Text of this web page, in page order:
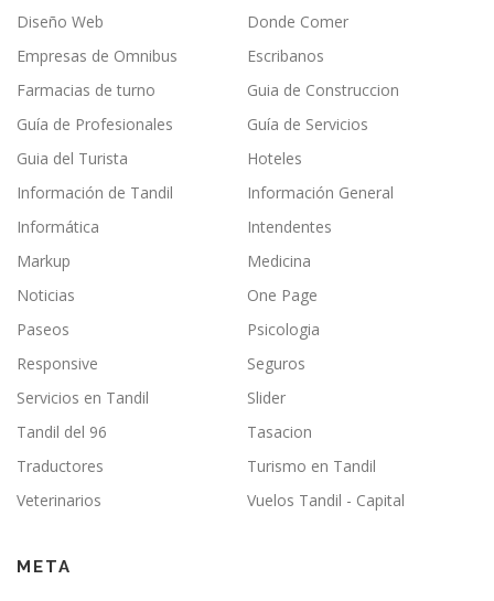
Diseño Web
Donde Comer
Empresas de Omnibus
Escribanos
Farmacias de turno
Guia de Construccion
Guía de Profesionales
Guía de Servicios
Guia del Turista
Hoteles
Información de Tandil
Información General
Informática
Intendentes
Markup
Medicina
Noticias
One Page
Paseos
Psicologia
Responsive
Seguros
Servicios en Tandil
Slider
Tandil del 96
Tasacion
Traductores
Turismo en Tandil
Veterinarios
Vuelos Tandil - Capital
META